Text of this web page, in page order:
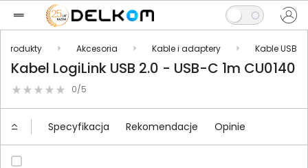
Produkty Akcesoria Kable i adaptery Kable USB
Kabel LogiLink USB 2.0 - USB-C 1m CU0140
0/5
Specyfikacja Rekomendacje Opinie